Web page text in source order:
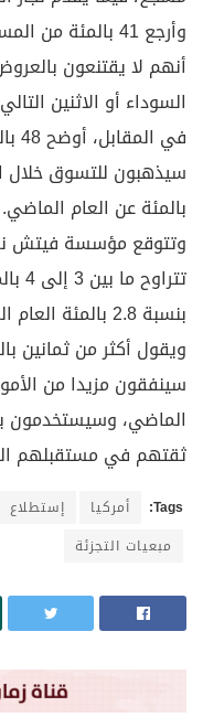
وأرجع 41
أنهم لا يقتنعون
السوداء أو الاثنين
بالمئة عن العام الماضي.
وتتوقع مؤسسة فيتش
بنسبة 2.8 بالمئة العام الماضي.
ويقول أكثر من ثمانين
سينفقون مزيدا من
الماضي، وسيستخدمون
ثقتهم في مستقبلهم
Tags: أمركيا إستطلاع
مبعيات التجزئة